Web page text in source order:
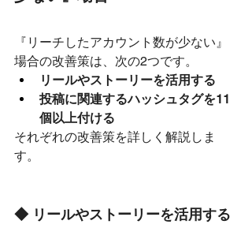
『リーチしたアカウント数が少ない』
場合の改善策は、次の2つです。
リールやストーリーを活用する
投稿に関連するハッシュタグを11
個以上付ける
それぞれの改善策を詳しく解説しま
す。
◆ リールやストーリーを活用する